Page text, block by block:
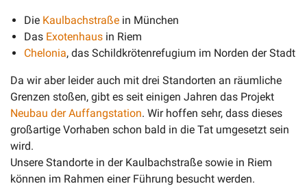
Die Kaulbachstraße in München
Das Exotenhaus in Riem
Chelonia, das Schildkrötenrefugium im Norden der Stadt
Da wir aber leider auch mit drei Standorten an räumliche
Grenzen stoßen, gibt es seit einigen Jahren das Projekt
Neubau der Auffangstation. Wir hoffen sehr, dass dieses
großartige Vorhaben schon bald in die Tat umgesetzt sein
wird.
Unsere Standorte in der Kaulbachstraße sowie in Riem
können im Rahmen einer Führung besucht werden.